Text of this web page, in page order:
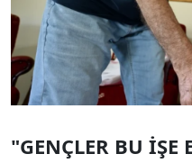
"GENÇLER BU İŞE